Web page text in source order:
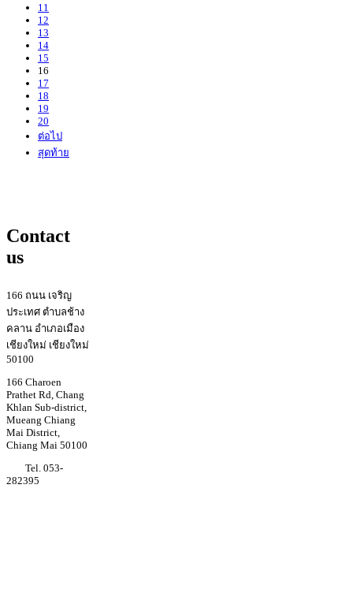
11
12
13
14
15
16
17
18
19
20
ต่อไป
สุดท้าย
Contact
us
166 ถนน เจริญ
ประเทศ ตำบลช้าง
คลาน อำเภอเมือง
เชียงใหม่ เชียงใหม่
50100
166 Charoen
Prathet Rd, Chang
Khlan Sub-district,
Mueang Chiang
Mai District,
Chiang Mai 50100
Tel. 053-
282395